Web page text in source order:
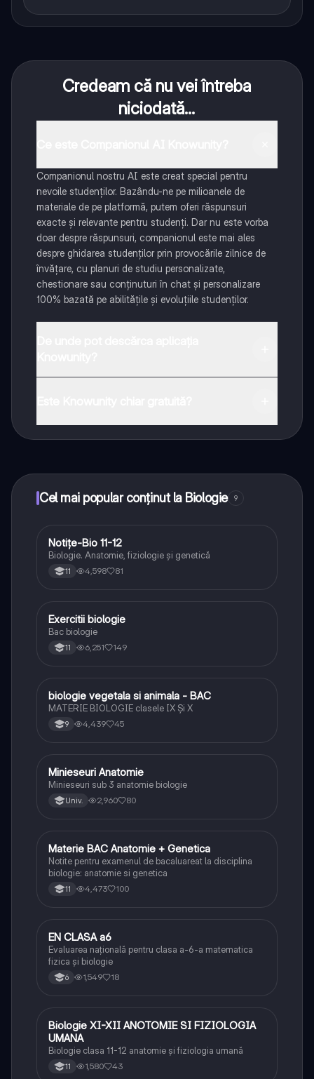
Credeam că nu vei întreba
niciodată...
Companionul nostru AI este creat special pentru
nevoile studenților. Bazându-ne pe milioanele de
materiale de pe platformă, putem oferi răspunsuri
exacte și relevante pentru studenți. Dar nu este vorba
doar despre răspunsuri, companionul este mai ales
despre ghidarea studenților prin provocările zilnice de
învățare, cu planuri de studiu personalizate,
chestionare sau conținuturi în chat și personalizare
100% bazată pe abilitățile și evoluțiile studenților.
Cel mai popular conținut la Biologie 9
Biologie
Notițe-Bio 11-12
Biologie. Anatomie, fiziologie și genetică
11 4,598 81
Biologie
Exercitii biologie
Bac biologie
11 6,251 149
Biologie
biologie vegetala si animala - BAC
MATERIE BIOLOGIE clasele IX Şi X
9 4,439 45
Biologie
Minieseuri Anatomie
Minieseuri sub 3 anatomie biologie
Univ. 2,960 80
Biologie
Materie BAC Anatomie + Genetica
Notite pentru examenul de bacaluareat la disciplina
biologie: anatomie si genetica
11 4,473 100
Matematică
EN CLASA a6
Evaluarea națională pentru clasa a-6-a matematica
fizica și biologie
6 1,549 18
Biologie
Biologie XI-XII ANOTOMIE SI FIZIOLOGIA
UMANA
Biologie clasa 11-12 anatomie și fiziologia umană
11 1,580 43